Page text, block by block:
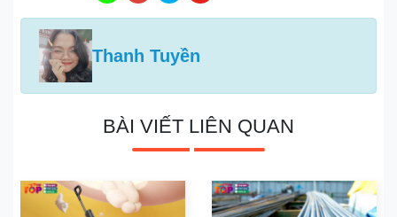
Thanh Tuyền
BÀI VIẾT LIÊN QUAN